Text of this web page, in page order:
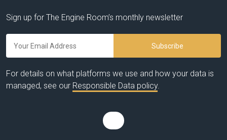
Sign up for The Engine Room’s monthly newsletter
For details on what platforms we use and how your data is
managed, see our Responsible Data policy.